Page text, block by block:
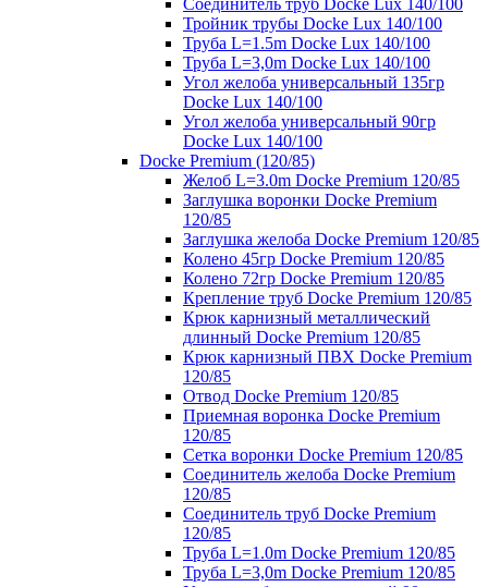
Соединитель труб Docke Lux 140/100
Тройник трубы Docke Lux 140/100
Труба L=1.5m Docke Lux 140/100
Труба L=3,0m Docke Lux 140/100
Угол желоба универсальный 135гр
Docke Lux 140/100
Угол желоба универсальный 90гр
Docke Lux 140/100
Docke Premium (120/85)
Желоб L=3.0m Docke Premium 120/85
Заглушка воронки Docke Premium
120/85
Заглушка желоба Docke Premium 120/85
Колено 45гр Docke Premium 120/85
Колено 72гр Docke Premium 120/85
Крепление труб Docke Premium 120/85
Крюк карнизный металлический
длинный Docke Premium 120/85
Крюк карнизный ПВХ Docke Premium
120/85
Отвод Docke Premium 120/85
Приемная воронка Docke Premium
120/85
Сетка воронки Docke Premium 120/85
Соединитель желоба Docke Premium
120/85
Соединитель труб Docke Premium
120/85
Труба L=1.0m Docke Premium 120/85
Труба L=3,0m Docke Premium 120/85